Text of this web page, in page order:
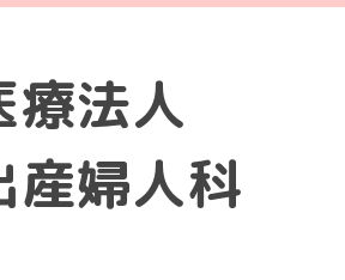
療法人
産婦人科